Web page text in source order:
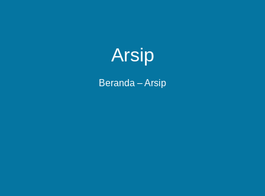
Arsip
Beranda – Arsip